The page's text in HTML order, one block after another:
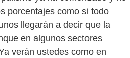
porcentajes como si todo
llegarán a decir que la
en algunos sectores
verán ustedes como en